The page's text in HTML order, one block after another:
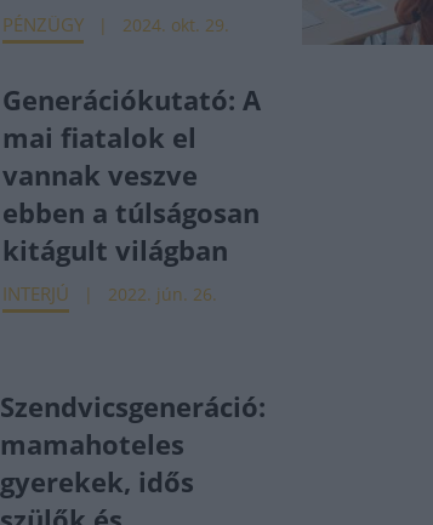
PÉNZÜGY 2024. okt. 29.
Generációkutató: A
mai fiatalok el
vannak veszve
ebben a túlságosan
kitágult világban
INTERJÚ 2022. jún. 26.
Szendvicsgeneráció:
mamahoteles
gyerekek, idős